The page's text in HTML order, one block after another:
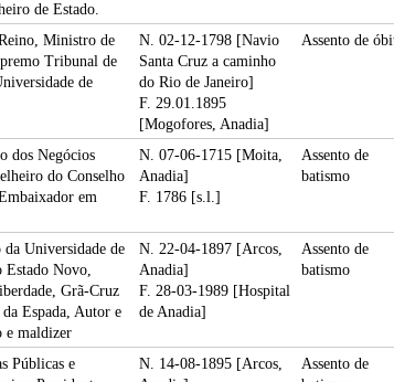
de Estado.
Ministro de
Tribunal de
de
N. 02-12-1798 [Navio
Santa Cruz a caminho
do Rio de Janeiro]
F. 29.01.1895
[Mogofores, Anadia]
Assento de
dos Negócios
do Conselho
em
N. 07-06-1715 [Moita,
Anadia]
F. 1786 [s.l.]
Assento de
batismo
Universidade de
Estado Novo,
Grã-Cruz
Espada, Autor e
e maldizer
N. 22-04-1897 [Arcos,
Anadia]
F. 28-03-1989 [Hospital
de Anadia]
Assento de
batismo
Públicas e
N. 14-08-1895 [Arcos,
Assento de